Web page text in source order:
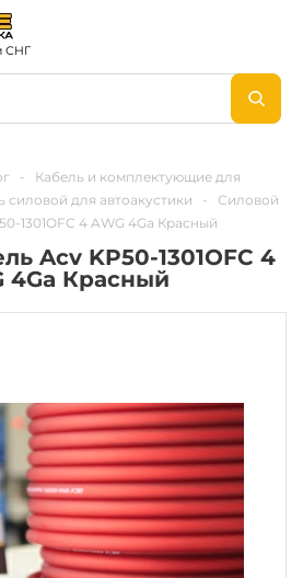
СНГ
-
Кабель и комплектующие для
силовой для автоакустики -
Силовой
1301OFC 4 AWG 4Ga Красный
Acv KP50-1301OFC 4
4Ga Красный